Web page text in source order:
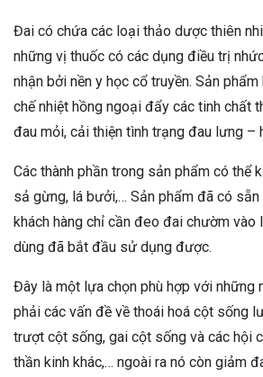
Đai có chứa các loại thảo dược thiên
những vị thuốc có các dụng điều trị
nhận bởi nền y học cổ truyền. Sản
chế nhiệt hồng ngoại đẩy các tinh chất
đau mỏi, cải thiện tình trạng đau lưng –
Các thành phần trong sản phẩm có thể
sả gừng, lá bưởi,… Sản phẩm đã có
khách hàng chỉ cần đeo đai chườm vào
dùng đã bắt đầu sử dụng được.
Đây là một lựa chọn phù hợp với những
phải các vấn đề về thoái hoá cột sống
trượt cột sống, gai cột sống và các hội
thần kinh khác,… ngoài ra nó còn giảm